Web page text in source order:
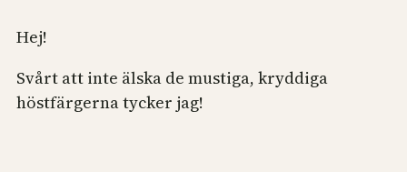
Hej!
Svårt att inte älska de mustiga, kryddiga
höstfärgerna tycker jag!